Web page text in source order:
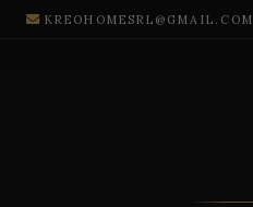
KREOHOMESRL@GMAIL.COM